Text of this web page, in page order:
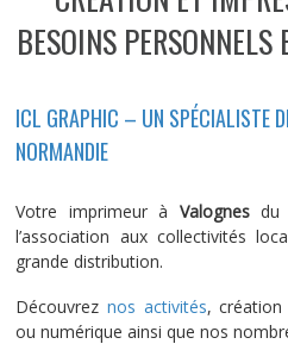
BESOINS PERSONNELS
ICL GRAPHIC – UN SPÉCIALISTE
NORMANDIE
Votre imprimeur à Valognesdu
l’association aux collectivités
grande distribution.
Découvreznos activités,
ou numérique ainsi que nos